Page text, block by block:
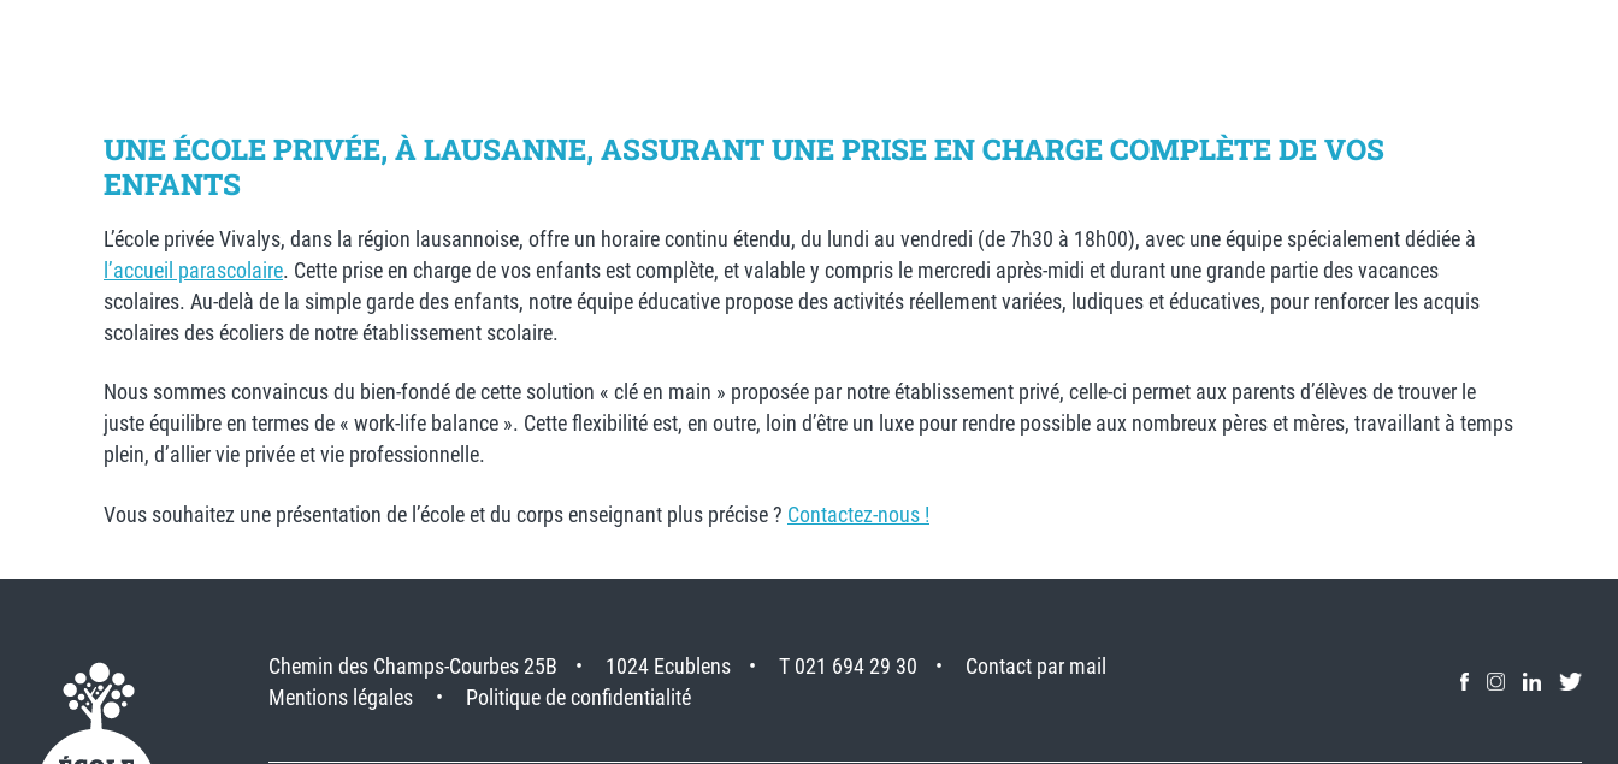
UNE ÉCOLE PRIVÉE, À LAUSANNE, ASSURANT UNE PRISE EN CHARGE COMPLÈTE DE VOS
ENFANTS
L’école privée Vivalys, dans la région lausannoise, offre un horaire continu étendu, du lundi au vendredi (de 7h30 à 18h00), avec une équipe spécialement dédiée à
l’accueil parascolaire. Cette prise en charge de vos enfants est complète, et valable y compris le mercredi après-midi et durant une grande partie des vacances
scolaires. Au-delà de la simple garde des enfants, notre équipe éducative propose des activités réellement variées, ludiques et éducatives, pour renforcer les acquis
scolaires des écoliers de notre établissement scolaire.
Nous sommes convaincus du bien-fondé de cette solution « clé en main » proposée par notre établissement privé, celle-ci permet aux parents d’élèves de trouver le
juste équilibre en termes de « work-life balance ». Cette flexibilité est, en outre, loin d’être un luxe pour rendre possible aux nombreux pères et mères, travaillant à temps
plein, d’allier vie privée et vie professionnelle.
Vous souhaitez une présentation de l’école et du corps enseignant plus précise ? Contactez-nous !
Chemin des Champs-Courbes 25B 1024 Ecublens T 021 694 29 30
Contact par mail
Mentions légales
Politique de confidentialité